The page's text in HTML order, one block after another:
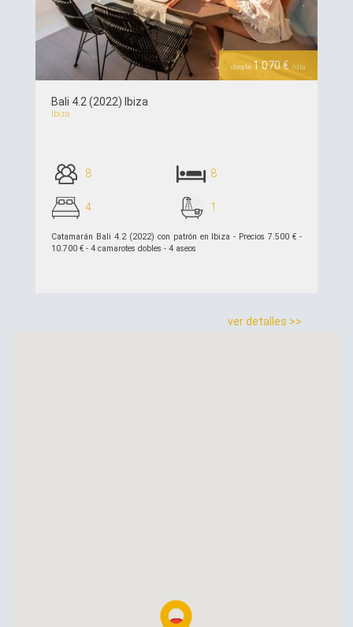
Previous Next
desde 1 070 € /día
Bali 4.2 (2022) Ibiza
Ibiza
8 8
4 1
Catamarán Bali 4.2 (2022) con patrón en Ibiza - Precios 7.500 € -
10.700 € - 4 camarotes dobles - 4 aseos
ver detalles >>